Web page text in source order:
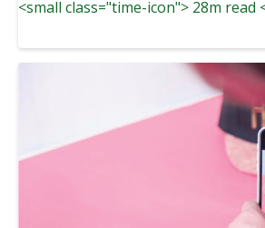
<small class="time-icon"> 28m read